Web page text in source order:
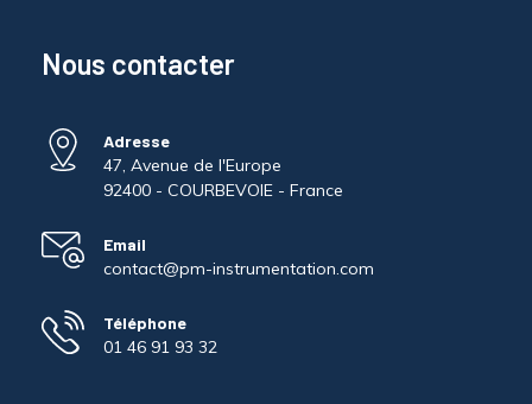
Nous contacter
Adresse
47, Avenue de l'Europe
92400 - COURBEVOIE - France
Email
contact@pm-instrumentation.com
Téléphone
01 46 91 93 32